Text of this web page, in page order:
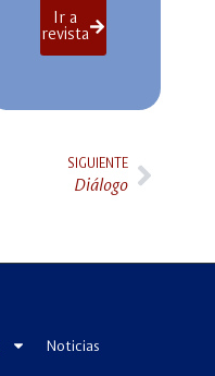
Ir a
revista
SIGUIENTE
Diálogo
Noticias